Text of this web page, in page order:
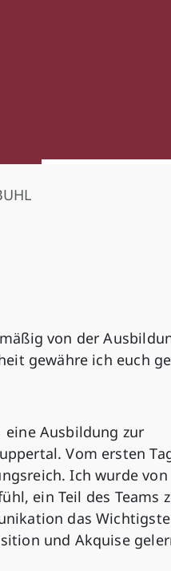
von der
gewähre ich euch
eine Ausbildung zur
Vom ersten
Ich wurde von
ein Teil des Teams
das
und Akquise